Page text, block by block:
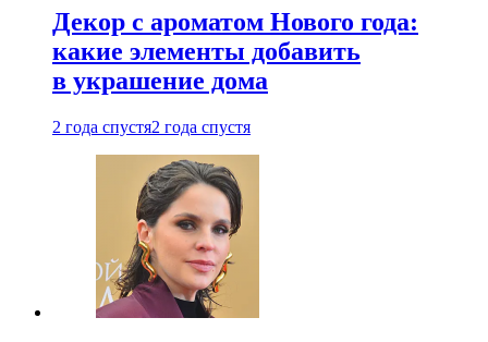
Декор с ароматом Нового года:
какие элементы добавить
в украшение дома
2 года спустя2 года спустя